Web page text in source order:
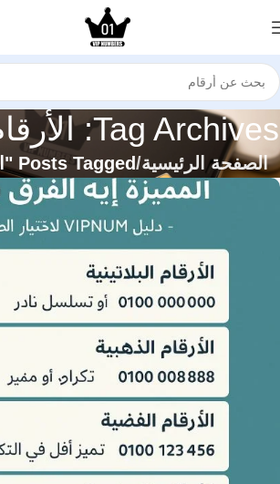
Tag Archives: الأرقام المميزة
الصفحة الرئيسية Posts Tagged "الأرقام المميزة"